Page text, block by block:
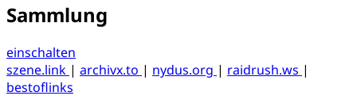
Sammlung
einschalten
szene.link | archivx.to | nydus.org | raidrush.ws |
bestoflinks